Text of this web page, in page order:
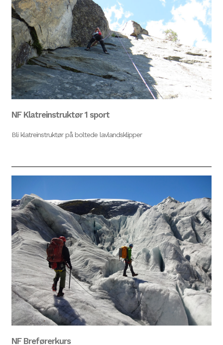
NF Klatreinstruktør 1 sport
Bli klatreinstruktør på boltede lavlandsklipper
NF Breførerkurs